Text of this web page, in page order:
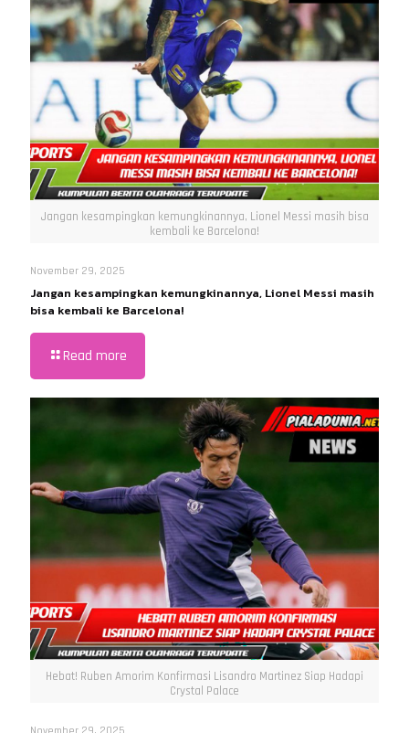
Jangan kesampingkan kemungkinannya, Lionel Messi masih bisa
kembali ke Barcelona!
November 29, 2025
Jangan kesampingkan kemungkinannya, Lionel Messi masih
bisa kembali ke Barcelona!
Read more
Hebat! Ruben Amorim Konfirmasi Lisandro Martinez Siap Hadapi
Crystal Palace